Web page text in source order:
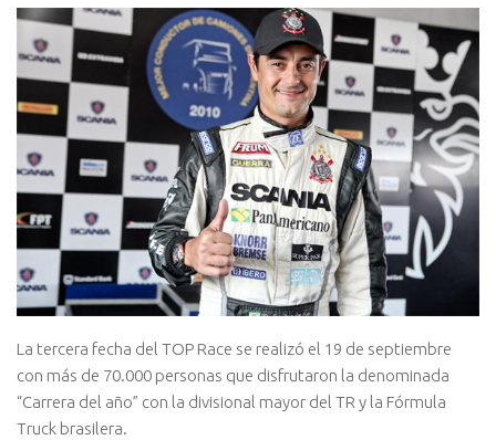
La tercera fecha del TOP Race se realizó el 19 de septiembre
con más de 70.000 personas que disfrutaron la denominada
“Carrera del año” con la divisional mayor del TR y la Fórmula
Truck brasilera.